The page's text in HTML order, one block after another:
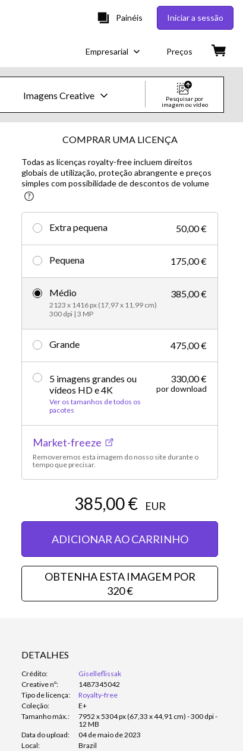
Painéis Iniciar a sessão
Empresarial Preços
Imagens Creative
Imagens
Creative
Creative
Editorial
Pesquisar por
imagem ou vídeo
COMPRAR UMA LICENÇA
Todas as licenças royalty-free incluem direitos
globais de utilização, proteção abrangente e preços
simples com possibilidade de descontos de volume
Extra pequena 50,00 €
Pequena 175,00 €
Médio
2123 x 1416 px (17,97 x 11,99 cm)
300 dpi | 3 MP
385,00 €
Grande 475,00 €
5 imagens grandes ou
vídeos HD e 4K
Ver os tamanhos de todos os
pacotes
330,00 €
por download
Market-freeze
Removeremos esta imagem do nosso site durante o
tempo que precisar.
385,00 € EUR
ADICIONAR AO CARRINHO
OBTENHA ESTA IMAGEM POR
320 €
DETALHES
Crédito:
Giselleflissak
Creative nº:
1487345042
Tipo de licença:
Royalty-free
Coleção:
E+
Tamanho máx.:
7952 x 5304 px (67,33 x 44,91 cm) - 300 dpi -
12 MB
Data do upload:
04 de maio de 2023
Local:
Brazil